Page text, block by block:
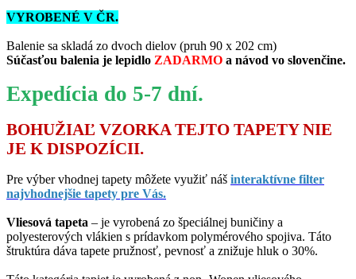
VYROBENÉ V ČR.
Balenie sa skladá zo dvoch dielov (pruh 90 x 202 cm)
Súčasťou balenia je lepidlo ZADARMO a návod vo slovenčine.
Expedícia do 5-7 dní.
BOHUŽIAĽ VZORKA TEJTO TAPETY NIE
JE K DISPOZÍCII.
Pre výber vhodnej tapety môžete využiť náš interaktívne filter
najvhodnejšie tapety pre Vás.
Vliesová tapeta – je vyrobená zo špeciálnej buničiny a
polyesterových vlákien s prídavkom polymérového spojiva. Táto
štruktúra dáva tapete pružnosť, pevnosť a znižuje hluk o 30%.